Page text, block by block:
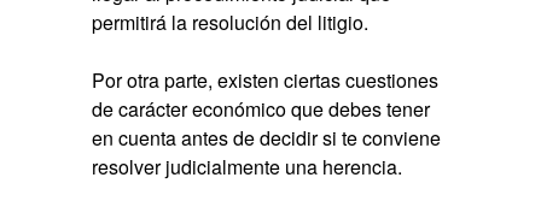
permitirá la resolución del litigio.
Por otra parte, existen ciertas cuestiones
de carácter económico que debes tener
en cuenta antes de decidir si te conviene
resolver judicialmente una herencia.